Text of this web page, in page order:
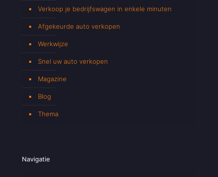
Verkoop je bedrijfswagen in enkele minuten
Afgekeurde auto verkopen
Werkwijze
Snel uw auto verkopen
Magazine
Blog
Thema
Navigatie